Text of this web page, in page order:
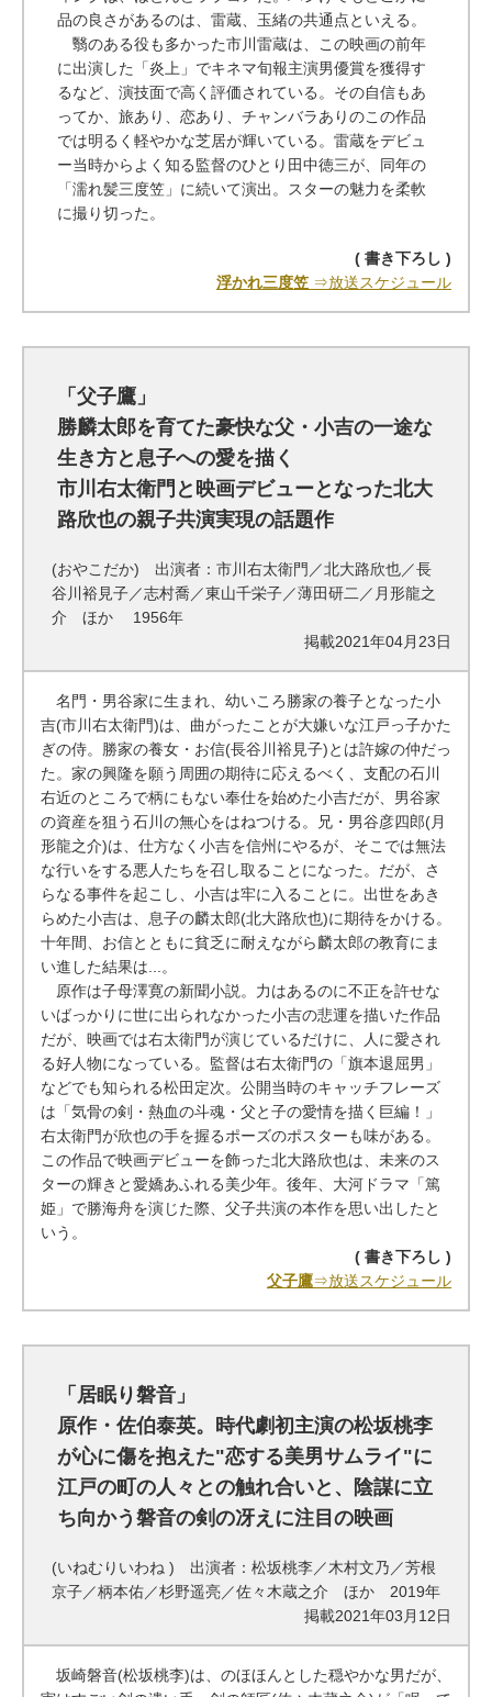
品の良さがあるのは、雷蔵、玉緒の共通点といえる。
翳のある役も多かった市川雷蔵は、この映画の前年
に出演した「炎上」でキネマ旬報主演男優賞を獲得す
るなど、演技面で高く評価されている。その自信もあ
ってか、旅あり、恋あり、チャンバラありのこの作品
では明るく軽やかな芝居が輝いている。雷蔵をデビュ
ー当時からよく知る監督のひとり田中徳三が、同年の
「濡れ髪三度笠」に続いて演出。スターの魅力を柔軟
に撮り切った。
( 書き下ろし )
浮かれ三度笠 ⇒放送スケジュール
「父子鷹」
勝麟太郎を育てた豪快な父・小吉の一途な
生き方と息子への愛を描く
市川右太衛門と映画デビューとなった北大
路欣也の親子共演実現の話題作
(おやこだか) 出演者：市川右太衛門／北大路欣也／長
谷川裕見子／志村喬／東山千栄子／薄田研二／月形龍之
介 ほか 1956年
掲載2021年04月23日
名門・男谷家に生まれ、幼いころ勝家の養子となった小
吉(市川右太衛門)は、曲がったことが大嫌いな江戸っ子かた
ぎの侍。勝家の養女・お信(長谷川裕見子)とは許嫁の仲だっ
た。家の興隆を願う周囲の期待に応えるべく、支配の石川
右近のところで柄にもない奉仕を始めた小吉だが、男谷家
の資産を狙う石川の無心をはねつける。兄・男谷彦四郎(月
形龍之介)は、仕方なく小吉を信州にやるが、そこでは無法
な行いをする悪人たちを召し取ることになった。だが、さ
らなる事件を起こし、小吉は牢に入ることに。出世をあき
らめた小吉は、息子の麟太郎(北大路欣也)に期待をかける。
十年間、お信とともに貧乏に耐えながら麟太郎の教育にま
い進した結果は...。
原作は子母澤寛の新聞小説。力はあるのに不正を許せな
いばっかりに世に出られなかった小吉の悲運を描いた作品
だが、映画では右太衛門が演じているだけに、人に愛され
る好人物になっている。監督は右太衛門の「旗本退屈男」
などでも知られる松田定次。公開当時のキャッチフレーズ
は「気骨の剣・熱血の斗魂・父と子の愛情を描く巨編！」
右太衛門が欣也の手を握るポーズのポスターも味がある。
この作品で映画デビューを飾った北大路欣也は、未来のス
ターの輝きと愛嬌あふれる美少年。後年、大河ドラマ「篤
姫」で勝海舟を演じた際、父子共演の本作を思い出したと
いう。
( 書き下ろし )
父子鷹⇒放送スケジュール
「居眠り磐音」
原作・佐伯泰英。時代劇初主演の松坂桃李
が心に傷を抱えた"恋する美男サムライ"に
江戸の町の人々との触れ合いと、陰謀に立
ち向かう磐音の剣の冴えに注目の映画
(いねむりいわね ) 出演者：松坂桃李／木村文乃／芳根
京子／柄本佑／杉野遥亮／佐々木蔵之介 ほか 2019年
掲載2021年03月12日
坂崎磐音(松坂桃李)は、のほほんとした穏やかな男だが、